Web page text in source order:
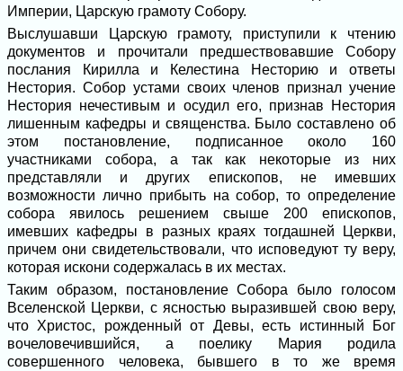
Империи, Царскую грамоту Собору.
Выслушавши Царскую грамоту, приступили к чтению
документов и прочитали предшествовавшие Собору
послания Кирилла и Келестина Несторию и ответы
Нестория. Собор устами своих членов признал учение
Нестория нечестивым и осудил его, признав Нестория
лишенным кафедры и священства. Было составлено об
этом постановление, подписанное около 160
участниками собора, а так как некоторые из них
представляли и других епископов, не имевших
возможности лично прибыть на собор, то определение
собора явилось решением свыше 200 епископов,
имевших кафедры в разных краях тогдашней Церкви,
причем они свидетельствовали, что исповедуют ту веру,
которая искони содержалась в их местах.
Таким образом, постановление Собора было голосом
Вселенской Церкви, с ясностью выразившей свою веру,
что Христос, рожденный от Девы, есть истинный Бог
вочеловечившийся, а поелику Мария родила
совершенного человека, бывшего в то же время